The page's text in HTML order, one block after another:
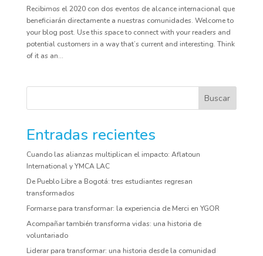
Recibimos el 2020 con dos eventos de alcance internacional que
beneficiarán directamente a nuestras comunidades. Welcome to
your blog post. Use this space to connect with your readers and
potential customers in a way that’s current and interesting. Think
of it as an...
Buscar
Entradas recientes
Cuando las alianzas multiplican el impacto: Aflatoun
International y YMCA LAC
De Pueblo Libre a Bogotá: tres estudiantes regresan
transformados
Formarse para transformar: la experiencia de Merci en YGOR
Acompañar también transforma vidas: una historia de
voluntariado
Liderar para transformar: una historia desde la comunidad